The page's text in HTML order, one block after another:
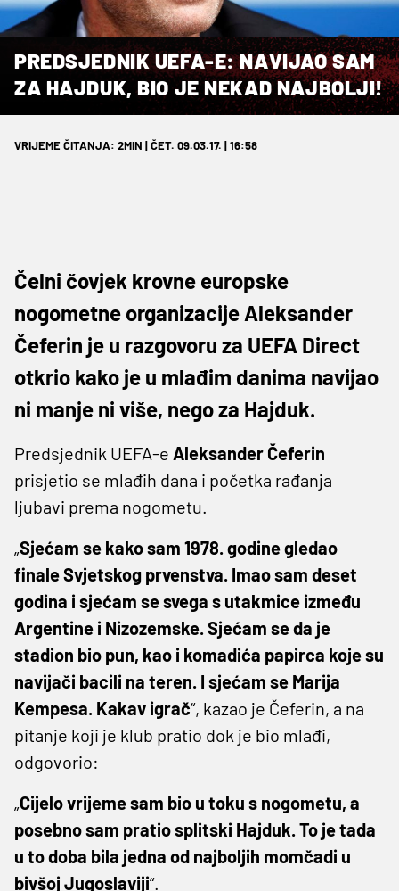
PREDSJEDNIK UEFA-E: NAVIJAO SAM
ZA HAJDUK, BIO JE NEKAD NAJBOLJI!
VRIJEME ČITANJA: 2MIN | ČET. 09.03.17. | 16:58
Čelni čovjek krovne europske
nogometne organizacije Aleksander
Čeferin je u razgovoru za UEFA Direct
otkrio kako je u mlađim danima navijao
ni manje ni više, nego za Hajduk.
Predsjednik UEFA-e Aleksander Čeferin
prisjetio se mlađih dana i početka rađanja
ljubavi prema nogometu.
„Sjećam se kako sam 1978. godine gledao
finale Svjetskog prvenstva. Imao sam deset
godina i sjećam se svega s utakmice između
Argentine i Nizozemske. Sjećam se da je
stadion bio pun, kao i komadića papirca koje su
navijači bacili na teren. I sjećam se Marija
Kempesa. Kakav igrač“, kazao je Čeferin, a na
pitanje koji je klub pratio dok je bio mlađi,
odgovorio:
„Cijelo vrijeme sam bio u toku s nogometu, a
posebno sam pratio splitski Hajduk. To je tada
u to doba bila jedna od najboljih momčadi u
bivšoj Jugoslaviji“.